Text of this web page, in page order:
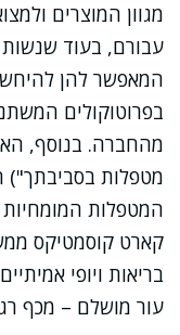
מגוון המוצרים
עבורם, בעוד
המאפשר להן
בפרוטוקולים
מהחברה. בנוסף,
מטפלות בסביבתך")
המטפלות המומחיות
קארט קוסמטיקס
בריאות ויופי
עור מושלם – מכף